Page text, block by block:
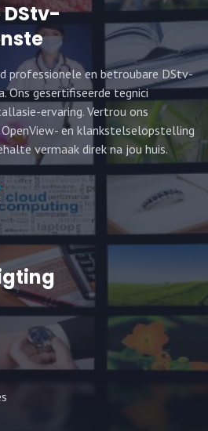
DStv-
professionele en betroubare DStv-
Ons gesertifiseerde tegnici
ervaring. Vertrou ons
en klankstelselopstelling
vermaak direk na jou huis.